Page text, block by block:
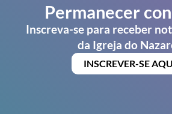
Permanecer
Inscreva-se para receber
da Igreja do
INSCREVER-SE